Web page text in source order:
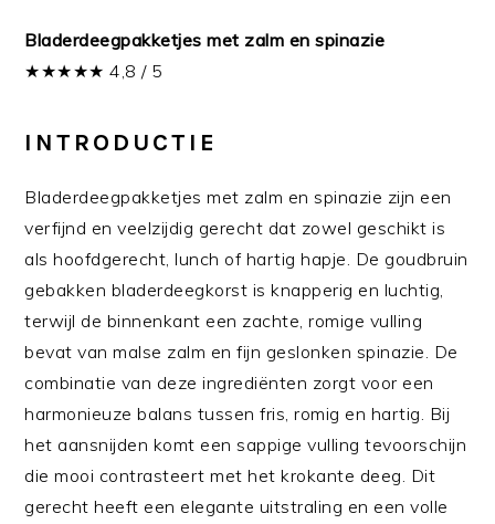
Bladerdeegpakketjes met zalm en spinazie
★★★★★ 4,8 / 5
INTRODUCTIE
Bladerdeegpakketjes met zalm en spinazie zijn een
verfijnd en veelzijdig gerecht dat zowel geschikt is
als hoofdgerecht, lunch of hartig hapje. De goudbruin
gebakken bladerdeegkorst is knapperig en luchtig,
terwijl de binnenkant een zachte, romige vulling
bevat van malse zalm en fijn geslonken spinazie. De
combinatie van deze ingrediënten zorgt voor een
harmonieuze balans tussen fris, romig en hartig. Bij
het aansnijden komt een sappige vulling tevoorschijn
die mooi contrasteert met het krokante deeg. Dit
gerecht heeft een elegante uitstraling en een volle